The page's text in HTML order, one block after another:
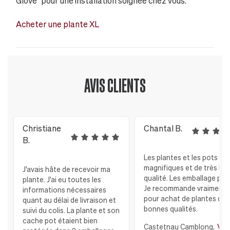
Acheter une plante XL
AVIS CLIENTS
Christiane
B.
J'avais hâte de recevoir ma
plante. J'ai eu toutes les
informations nécessaires
quant au délai de livraison et
suivi du colis. La plante et son
cache pot étaient bien
Chantal B.
Les plantes et les pots
magnifiques et de très
qualité. Les emballage
Je recommande vraiment
pour achat de plantes de
bonnes qualités.
Castetnau Camblong, Voir